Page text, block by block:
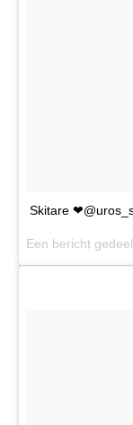
Skitare
Een bericht